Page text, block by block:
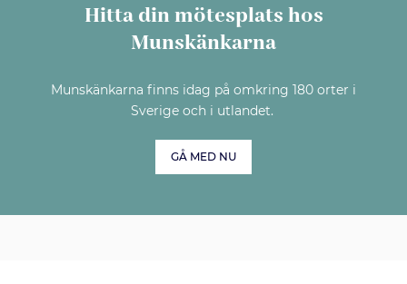
Hitta din mötesplats hos
Munskänkarna
Munskänkarna finns idag på omkring 180 orter i
Sverige och i utlandet.
GÅ MED NU